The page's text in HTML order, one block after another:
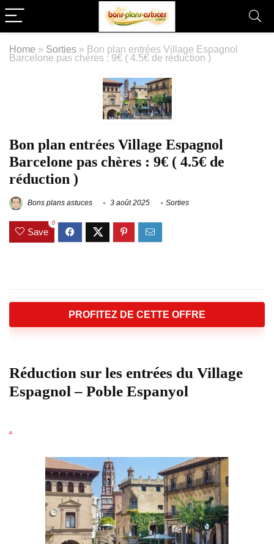
Home » Sorties » Bon plan entrées Village Espagnol
Barcelone pas chères : 9€ ( 4.5€ de réduction )
Bon plan entrées Village Espagnol
Barcelone pas chères : 9€ ( 4.5€ de
réduction )
Bons plans astuces 3 août 2025 Sorties
Save
0
PROFITEZ DE CETTE OFFRE
Réduction sur les entrées du Village
Espagnol – Poble Espanyol
.